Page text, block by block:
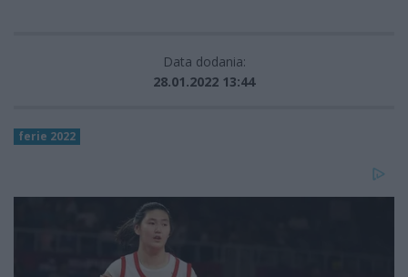
Data dodania:
28.01.2022 13:44
ferie 2022